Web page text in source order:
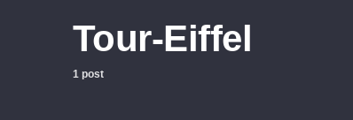
Tour-Eiffel
1 post